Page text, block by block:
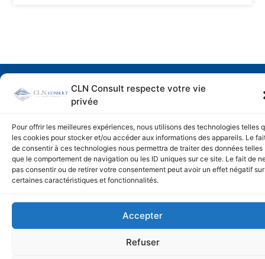
CLN Consult respecte votre vie
privée
Pour offrir les meilleures expériences, nous utilisons des technologies telles
les cookies pour stocker et/ou accéder aux informations des appareils. Le
de consentir à ces technologies nous permettra de traiter des données telles
que le comportement de navigation ou les ID uniques sur ce site. Le fait de
pas consentir ou de retirer votre consentement peut avoir un effet négatif sur
certaines caractéristiques et fonctionnalités.
Accepter
Refuser
Made By West Adgency–Mentions légales